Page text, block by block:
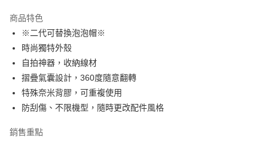
Apple Pay
街口支付
悠遊付
AFTEE先享後付
相關說明
AFTEE先享後付是「在收到商品之後才付款」的支付方式。 讓您購物簡單
ATM付款
商品特色
※二代可替換泡泡帽※
時尚獨特外殼
自拍神器，收納線材
摺疊氣囊設計，360度隨意翻轉
特殊奈米背膠，可重複使用
防刮傷、不限機型，隨時更改配件風格
銷售重點